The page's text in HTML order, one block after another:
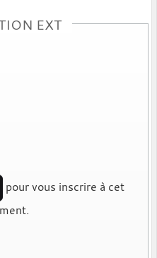
EXT
pour vous inscrire à cet